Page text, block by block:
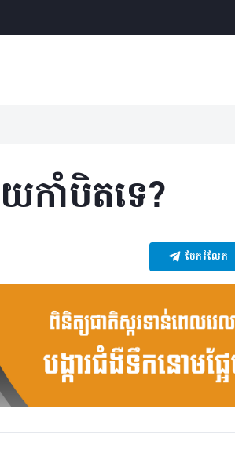
កាំបិតទេ?
ចែករំលែក